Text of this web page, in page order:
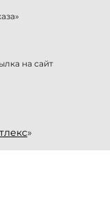
на сайт
»